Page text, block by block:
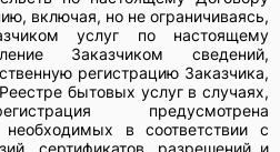
включая, но не ограничиваясь,
услуг по настоящему
Заказчиком сведений,
регистрацию Заказчика,
бытовых услуг в случаях,
предусмотрена
необходимых в соответствии с
сертификатов, разрешений и